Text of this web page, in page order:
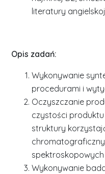
literatury
Opis zadań:
Wykonywanie
procedurami i
Oczyszczanie
czystości
struktury
Wykonywanie